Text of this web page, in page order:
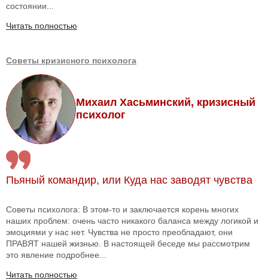
состоянии...
Читать полностью
Советы кризисного психолога
Михаил Хасьминский, кризисный
психолог
Пьяный командир, или Куда нас заводят чувства
Советы психолога: В этом-то и заключается корень многих
наших проблем: очень часто никакого баланса между логикой и
эмоциями у нас нет. Чувства не просто преобладают, они
ПРАВЯТ нашей жизнью. В настоящей беседе мы рассмотрим
это явление подробнее...
Читать полностью